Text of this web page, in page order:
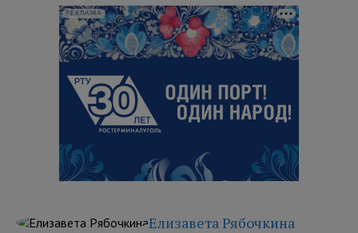
РЕКЛАМА
Елизавета Рябочкина